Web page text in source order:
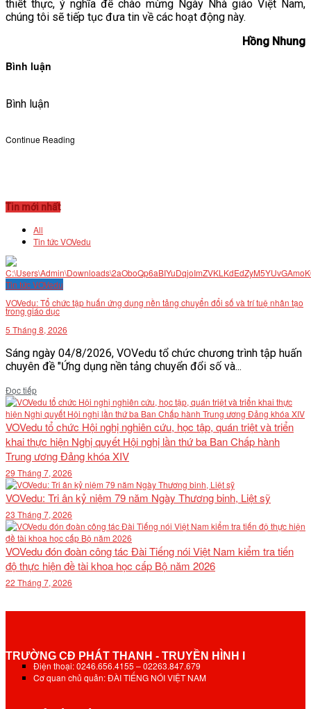
thiết thực, ý nghĩa để chào mừng Ngày Nhà giáo Việt Nam,
chúng tôi sẽ tiếp tục đưa tin về các hoạt động này.
Hồng Nhung
Bình luận
Bình luận
Continue Reading
Tin mới nhất
All
Tin tức VOVedu
Tin tức VOVedu
VOVedu: Tổ chức tập huấn ứng dụng nền tảng chuyển đổi số và trí tuệ nhân tạo
trong giáo dục
5 Tháng 8, 2026
Sáng ngày 04/8/2026, VOVedu tổ chức chương trình tập huấn
chuyên đề "Ứng dụng nền tảng chuyển đổi số và...
Đọc tiếpDetails
VOVedu tổ chức Hội nghị nghiên cứu, học tập, quán triệt và triển
khai thực hiện Nghị quyết Hội nghị lần thứ ba Ban Chấp hành
Trung ương Đảng khóa XIV
29 Tháng 7, 2026
VOVedu: Tri ân kỷ niệm 79 năm Ngày Thương binh, Liệt sỹ
23 Tháng 7, 2026
VOVedu đón đoàn công tác Đài Tiếng nói Việt Nam kiểm tra tiến
độ thực hiện đề tài khoa học cấp Bộ năm 2026
22 Tháng 7, 2026
TRƯỜNG CĐ PHÁT THANH - TRUYỀN HÌNH I
Điện thoại: 0246.656.4155 – 02263.847.679
Cơ quan chủ quản: ĐÀI TIẾNG NÓI VIỆT NAM